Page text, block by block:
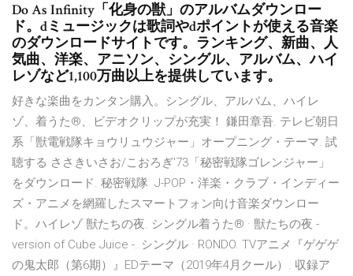
Do As Infinity「化身の獣」のアルバムダウンロー
ド。dミュージックは歌詞やdポイントが使える音楽
のダウンロードサイトです。ランキング、新曲、人
気曲、洋楽、アニソン、シングル、アルバム、ハイ
レゾなど1,100万曲以上を提供しています。
好きな楽曲をカンタン購入。シングル、アルバム、ハイレ
ゾ、着うた®、ビデオクリップが充実！ 鎌田章吾. テレビ朝日
系「獣電戦隊キョウリュウジャー」オープニング・テーマ. 試
聴する ささきいさお/こおろぎ'73「秘密戦隊ゴレンジャー」
をダウンロード. 秘密戦隊 J-POP・洋楽・クラブ・インディー
ズ・アニメを網羅したスマートフォン向け音楽ダウンロー
ド。ハイレゾ 獣たちの夜. シングル着うた® · 獣たちの夜 -
version of Cube Juice -. シングル · RONDO. TVアニメ『ゲゲゲ
の鬼太郎（第6期）』EDテーマ（2019年4月クール）. 収録ア